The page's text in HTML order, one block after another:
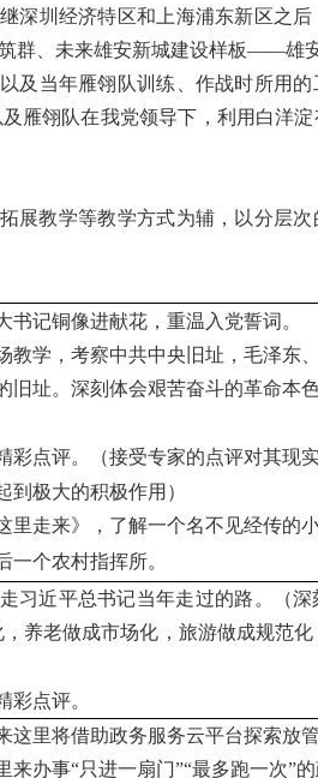
深圳经济特区和上海浦东新区之
群、未来雄安新城建设样板——雄安
及当年雁翎队训练、作战时所用
雁翎队在我党领导下，利用白洋
展教学等教学方式为辅，以分层
书记铜像进献花，重温入党誓词。
教学，考察中共中央旧址， 毛泽东
旧址。深刻体会艰苦奋斗的革命本
彩点评。
（接受专家的点评对其现
极大的积极作用）
里走来》，了解一个名不见经传的
个农村指挥所。
习近平总书记当年走过的路。 （深
养老做成市场化，旅游做成规范
彩点评。
这里将借助政务服务云平台探索放
来办事“只进一扇门”“最多跑一次”